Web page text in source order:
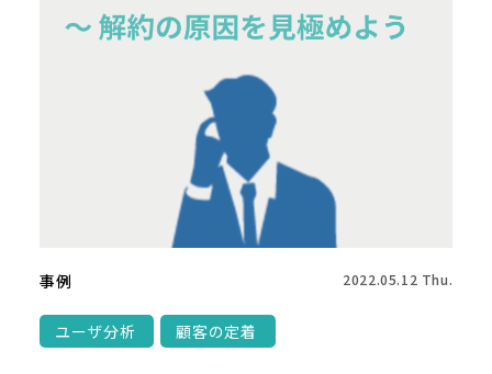
事例 2022.05.12 Thu.
ユーザ分析 顧客の定着